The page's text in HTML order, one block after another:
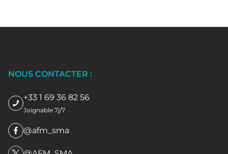
NOUS CONTACTER :
+33 1 69 36 82 56
Joignable 7j/7
@afm_sma